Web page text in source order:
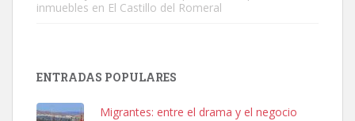
Leales.org » Gran Canaria
inmuebles en El Castillo del Romeral
ENTRADAS POPULARES
Migrantes: entre el drama y el negocio